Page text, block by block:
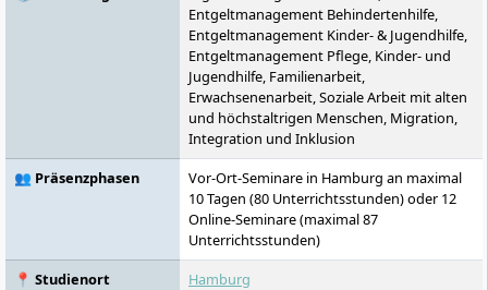
Organisation und Verwaltung sozialer
Einrichtungen
Entgeltmanagement Behindertenhilfe,
Entgeltmanagement Kinder- & Jugendhilfe,
Entgeltmanagement Pflege, Kinder- und
Jugendhilfe, Familienarbeit,
Erwachsenenarbeit, Soziale Arbeit mit alten
und höchstaltrigen Menschen, Migration,
Integration und Inklusion
👥 Präsenzphasen
Vor-Ort-Seminare in Hamburg an maximal
10 Tagen (80 Unterrichtsstunden) oder 12
Online-Seminare (maximal 87
Unterrichtsstunden)
📍 Studienort
Hamburg